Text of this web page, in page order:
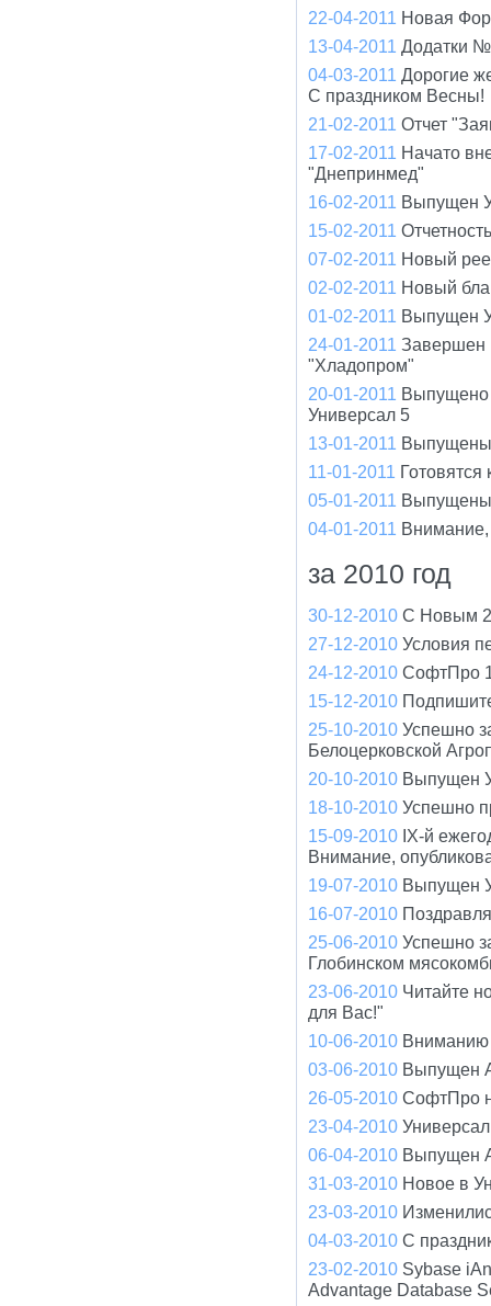
22-04-2011 Новая
13-04-2011 Додатки
04-03-2011 Дорогие
С праздником Весны!
21-02-2011 Отчет
17-02-2011 Начато
"Днепринмед"
16-02-2011 Выпущен
15-02-2011
07-02-2011 Новый
02-02-2011 Новый
01-02-2011 Выпущен
24-01-2011 Завершен
"Хладопром"
20-01-2011 Выпущено
Универсал 5
13-01-2011 Выпущены
11-01-2011
05-01-2011 Выпущены
04-01-2011 Внимание,
за 2010 год
30-12-2010 С Новым
27-12-2010 Условия
24-12-2010 СофтПро
15-12-2010
25-10-2010 Успешно
Белоцерковской
20-10-2010 Выпущен
18-10-2010 Успешно
15-09-2010 IX-й
Внимание,
19-07-2010 Выпущен
16-07-2010
25-06-2010 Успешно
Глобинском
23-06-2010 Читайте
для Вас!"
10-06-2010 Вниманию
03-06-2010 Выпущен
26-05-2010 СофтПро
23-04-2010 Универсал
06-04-2010 Выпущен
31-03-2010 Новое в
23-03-2010
04-03-2010 С
23-02-2010 Sybase
Advantage Database